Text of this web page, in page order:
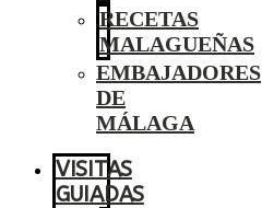
RECETAS
MALAGUEÑAS
EMBAJADORES
DE
MÁLAGA
VISITAS
GUIADAS